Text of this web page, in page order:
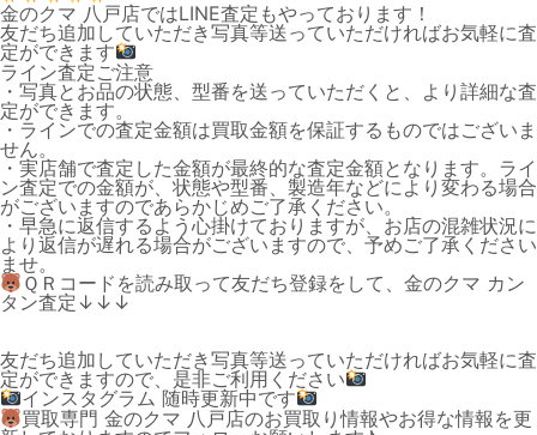
金のクマ 八戸店ではLINE査定もやっております！
友だち追加していただき写真等送っていただければお気軽に査
定ができます
ライン査定ご注意
・写真とお品の状態、型番を送っていただくと、より詳細な査
定ができます。
・ラインでの査定金額は買取金額を保証するものではございま
せん。
・実店舗で査定した金額が最終的な査定金額となります。ライ
ン査定での金額が、状態や型番、製造年などにより変わる場合
がございますのであらかじめご了承ください。
・早急に返信するよう心掛けておりますが、お店の混雑状況に
より返信が遅れる場合がございますので、予めご了承ください
ませ。
ＱＲコードを読み取って友だち登録をして、金のクマ カン
タン査定↓↓↓
友だち追加していただき写真等送っていただければお気軽に査
定ができますので、是非ご利用ください
インスタグラム 随時更新中です
買取専門 金のクマ 八戸店のお買取り情報やお得な情報を更